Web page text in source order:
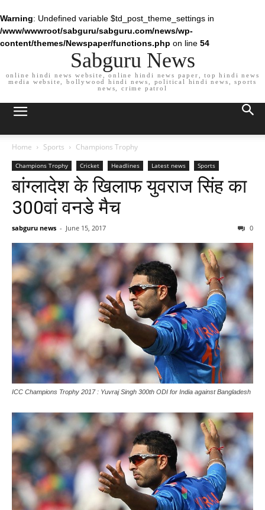
Warning: Undefined variable $td_post_theme_settings in
/www/wwwroot/sabguru/sabguru.com/news/wp-
content/themes/Newspaper/functions.php on line 54
Sabguru News
online hindi news website, online hindi news paper, top hindi news
media website, bollywood hindi news, political hindi news, sports
news, crime patrol
Home Sports Champions Trophy
Champions Trophy Cricket Headlines Latest news Sports
बांग्लादेश के खिलाफ युवराज सिंह का
300वां वनडे मैच
sabguru news - June 15, 2017 0
ICC Champions Trophy 2017 : Yuvraj Singh 300th ODI for India against Bangladesh